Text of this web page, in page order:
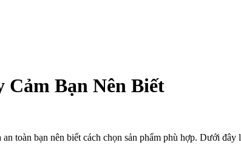
Cảm Bạn Nên Biết
toàn bạn nên biết cách chọn sản phẩm phù hợp. Dưới